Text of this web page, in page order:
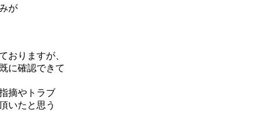
が
おりますが、
に確認できて
摘やトラブ
いたと思う